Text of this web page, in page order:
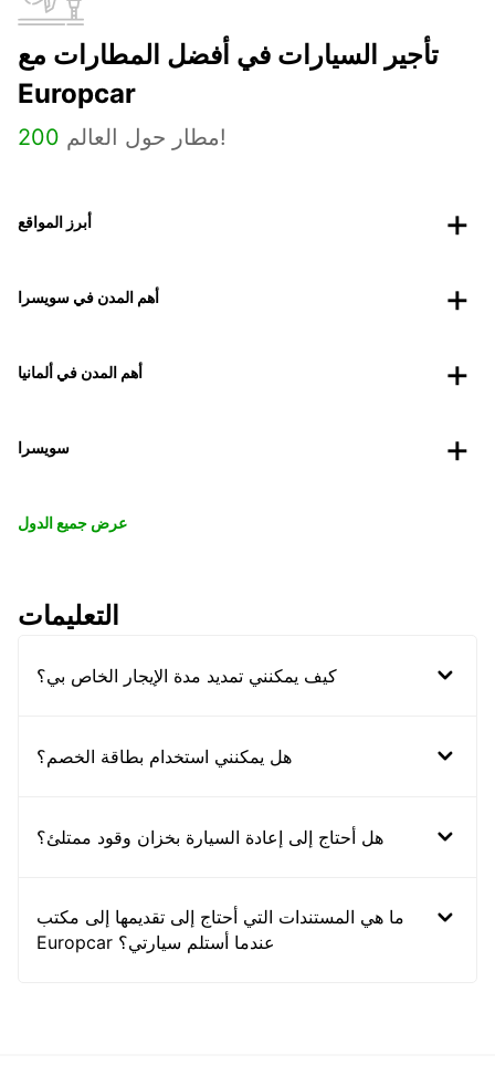
تأجير السيارات في أفضل المطارات مع
Europcar
200 مطار حول العالم!
أبرز المواقع
أهم المدن في سويسرا
أهم المدن في ألمانيا
سويسرا
عرض جميع الدول
التعليمات
كيف يمكنني تمديد مدة الإيجار الخاص بي؟
هل يمكنني استخدام بطاقة الخصم؟
هل أحتاج إلى إعادة السيارة بخزان وقود ممتلئ؟
ما هي المستندات التي أحتاج إلى تقديمها إلى مكتب
Europcar عندما أستلم سيارتي؟